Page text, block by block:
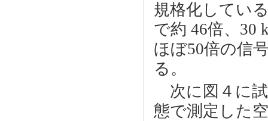
規格化してい
で約 46倍、30
ほぼ50倍の信
る。
次に図４に
態で測定した